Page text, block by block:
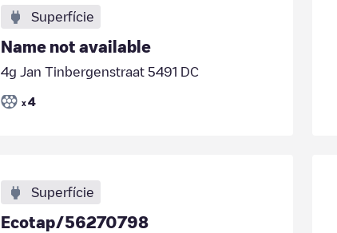
Superfície
Name not available
4g Jan Tinbergenstraat 5491 DC
x 4
Superfície
Ecotap/56270798